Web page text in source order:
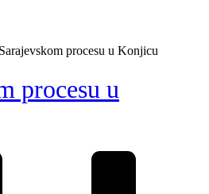
procesu u Konjicu
procesu u